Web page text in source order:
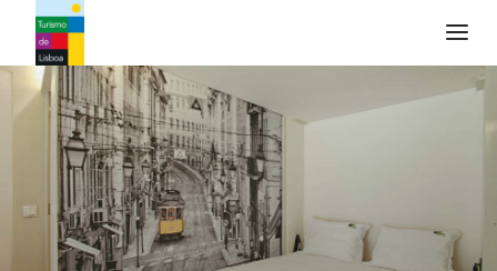
Logo di Turismo de Lisboa